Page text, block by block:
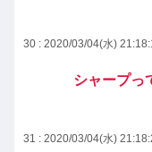
30 : 2020/03/04(水)
シャープっ
31 : 2020/03/04(水)